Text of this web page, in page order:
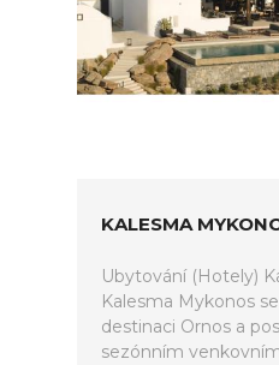
KALESMA
Ubytování (Hotely)
Kalesma Mykonos
destinaci Ornos a
sezónním